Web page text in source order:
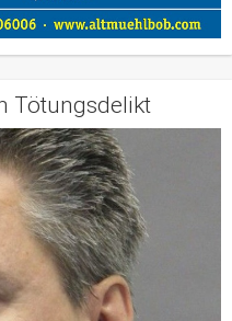
Tötungsdelikt